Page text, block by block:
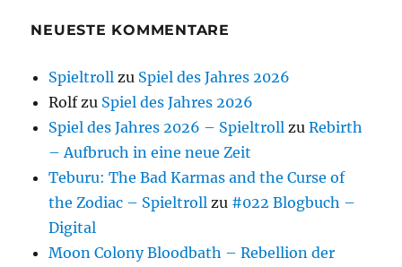
NEUESTE KOMMENTARE
Spieltroll zu Spiel des Jahres 2026
Rolfzu Spiel des Jahres 2026
Spiel des Jahres 2026 – Spieltroll zuRebirth
– Aufbruch in eine neue Zeit
Teburu: The Bad Karmas and the Curse of
the Zodiac – Spieltroll zu #022 Blogbuch –
Digital
Moon Colony Bloodbath – Rebellion der